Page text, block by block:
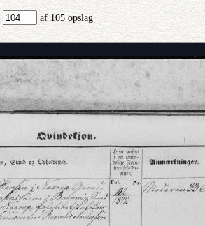
af 105 opslag